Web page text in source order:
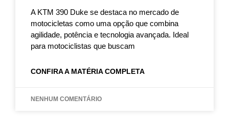
A KTM 390 Duke se destaca no mercado de
motocicletas como uma opção que combina
agilidade, potência e tecnologia avançada. Ideal
para motociclistas que buscam
CONFIRA A MATÉRIA COMPLETA
NENHUM COMENTÁRIO